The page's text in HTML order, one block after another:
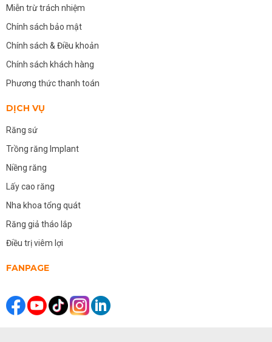
Miễn trừ trách nhiệm
Chính sách bảo mật
Chính sách & Điều khoản
Chính sách khách hàng
Phương thức thanh toán
DỊCH VỤ
Răng sứ
Trồng răng Implant
Niềng răng
Lấy cao răng
Nha khoa tổng quát
Răng giả tháo lắp
Điều trị viêm lợi
FANPAGE